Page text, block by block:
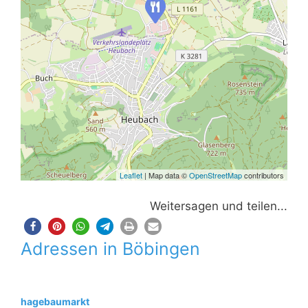
Leaflet | Map data ©OpenStreetMapcontributors
Weitersagen und teilen...
Adressen in Böbingen
hagebaumarkt